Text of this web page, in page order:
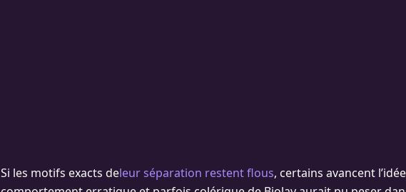
Si les motifs exacts deleur séparation restent flous, certains avancent